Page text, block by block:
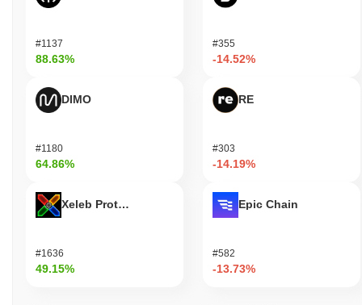
#1137
88.63%
DIMO
#1180
64.86%
Xeleb Protocol
#1636
49.15%
#355
-14.52%
RE
#303
-14.19%
Epic Chain
#582
-13.73%